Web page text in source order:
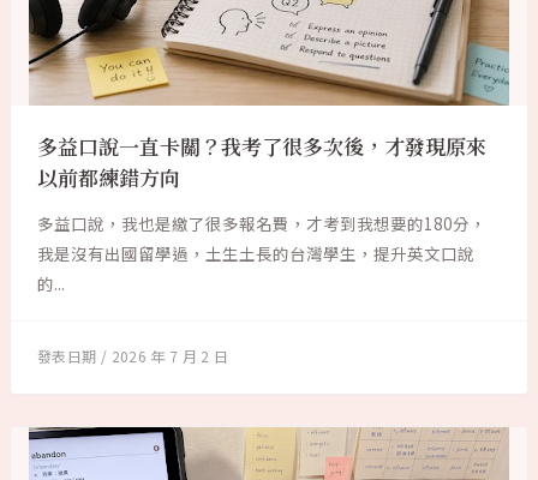
多益口說一直卡關？我考了很多次後，才發現原來
以前都練錯方向
多益口說，我也是繳了很多報名費，才考到我想要的180分，
我是沒有出國留學過，土生土長的台灣學生，提升英文口說
的...
2026 年 7 月 2 日